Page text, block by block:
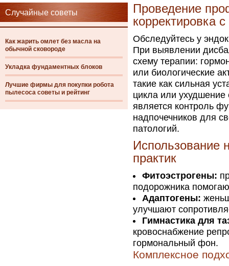
Случайные советы
Как жарить омлет без масла на
обычной сковороде
Укладка фундаментных блоков
Лучшие фирмы для покупки робота
пылесоса советы и рейтинг
Проведение
корректировка
Обследуйтесь у
При выявлении
схему терапии:
или биологические
такие как сильная
цикла или
является контроль
надпочечников для
патологий.
Использование
практик
Фитоэстрогены:
подорожника
Адаптогены:
улучшают
Гимнастика для
кровоснабжение
гормональный фон.
Комплексное